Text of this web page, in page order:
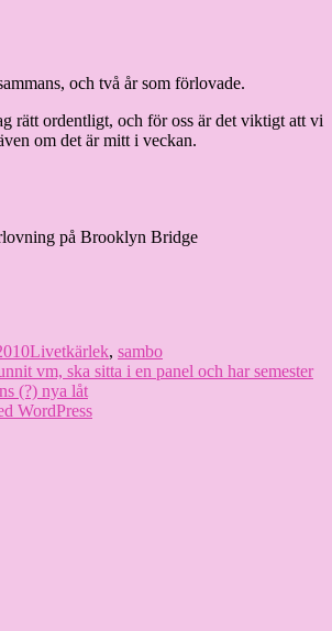
och två år som förlovade.
rätt ordentligt, och för oss är det viktigt att vi
om det är mitt i veckan.
på Brooklyn Bridge
Kategorier
LivetEtiketter
kärlek, sambo
vm, ska sitta i en panel och har semester
(?) nya låt
WordPress